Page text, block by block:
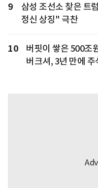
9
삼성 조선소 찾은 트
정신 상징" 극찬
10
버핏이 쌓은 500조
버크셔, 3년 만에 주